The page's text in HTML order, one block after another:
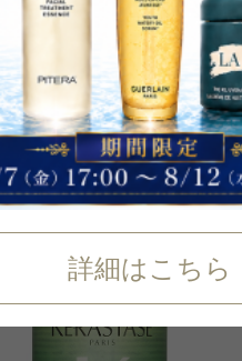
詳細はこちら
想したセラム
P可